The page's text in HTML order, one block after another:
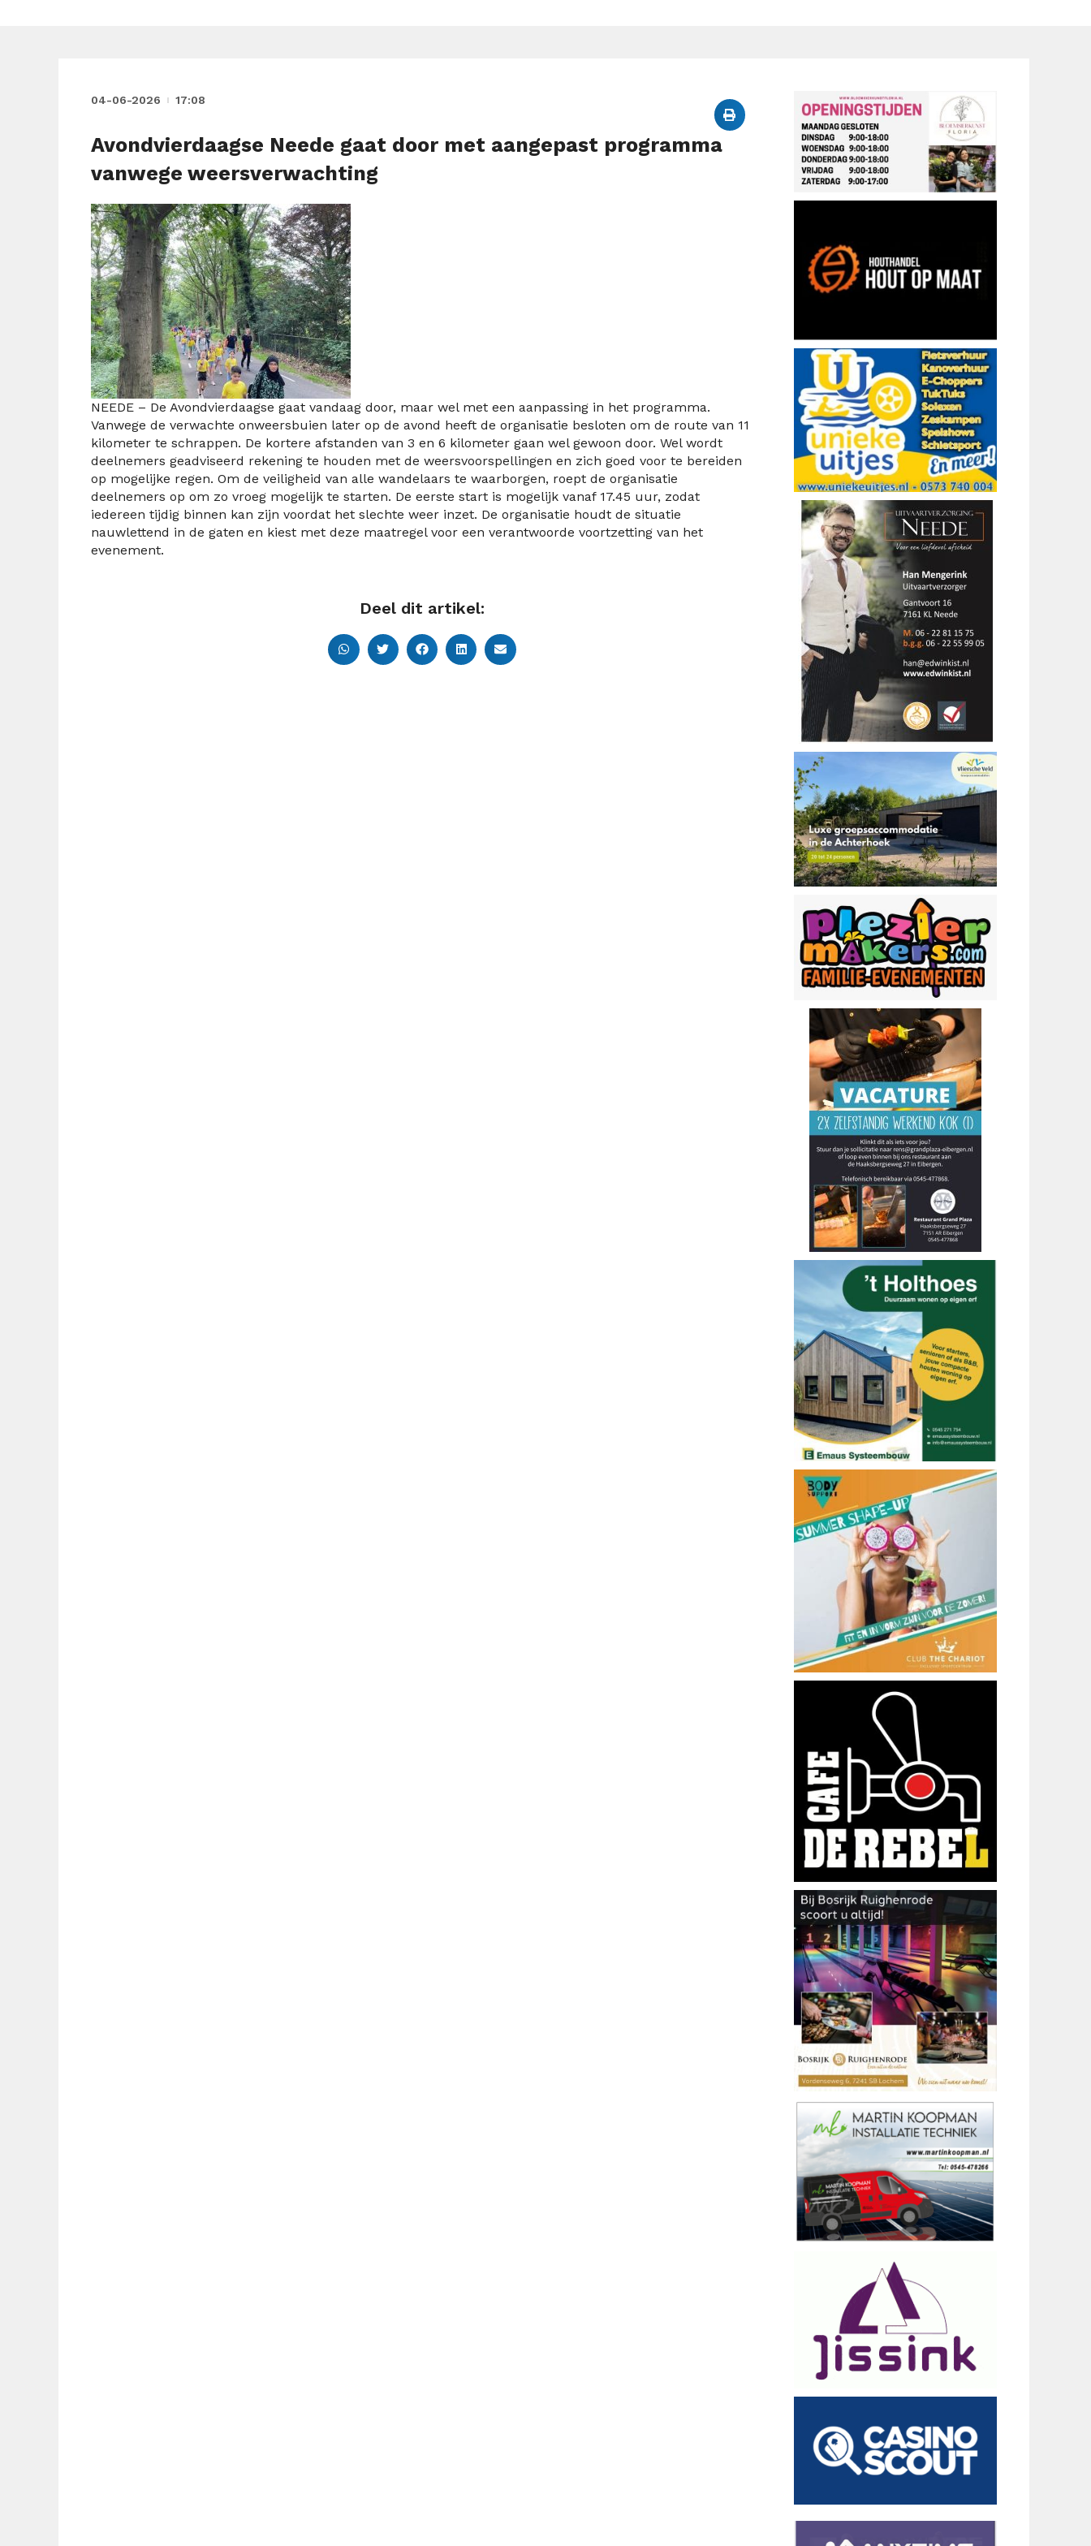
04-06-2026 17:08
Avondvierdaagse Neede gaat door met aangepast programma
vanwege weersverwachting
NEEDE – De Avondvierdaagse gaat vandaag door, maar wel met een aanpassing in het programma.
Vanwege de verwachte onweersbuien later op de avond heeft de organisatie besloten om de route van 11
kilometer te schrappen. De kortere afstanden van 3 en 6 kilometer gaan wel gewoon door. Wel wordt
deelnemers geadviseerd rekening te houden met de weersvoorspellingen en zich goed voor te bereiden
op mogelijke regen. Om de veiligheid van alle wandelaars te waarborgen, roept de organisatie
deelnemers op om zo vroeg mogelijk te starten. De eerste start is mogelijk vanaf 17.45 uur, zodat
iedereen tijdig binnen kan zijn voordat het slechte weer inzet. De organisatie houdt de situatie
nauwlettend in de gaten en kiest met deze maatregel voor een verantwoorde voortzetting van het
evenement.
Deel dit artikel: